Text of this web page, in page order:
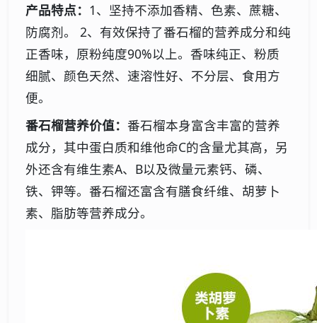
产品特点： 1、坚持不添加香精、色素、蔗糖、
防腐剂。 2、有效保持了番石榴的营养成分和纯
正香味，原粉纯度90%以上。香味纯正、粉质
细腻、颜色天然、速溶性好、不分层、食用方
便。
番石榴营养价值： 番石榴本身富含丰富的营养
成分，其中蛋白质和维他命C的含量尤其高，另
外还含有维生素A、B以及微量元素钙、磷、
铁、钾等。番石榴还富含有膳食纤维、胡萝卜
素、脂肪等营养成分。